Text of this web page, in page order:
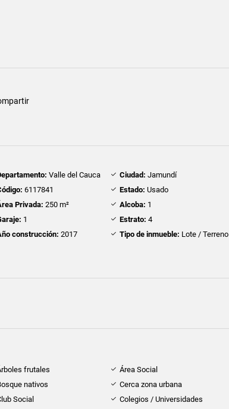
Valle del Cauca Ciudad: Jamundí
6117841 Estado: Usado
Privada: 250 m² Alcoba: 1
1 Estrato: 4
construcción: 2017 Tipo de inmueble: Lote / Terreno
frutales
Área Social
nativos
Cerca zona urbana
Social
Colegios / Universidades